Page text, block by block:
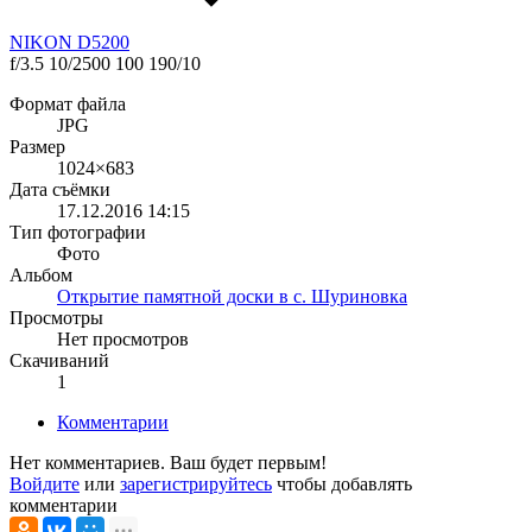
NIKON D5200
f/3.5 10/2500 100 190/10
Формат файла
JPG
Размер
1024×683
Дата съёмки
17.12.2016 14:15
Тип фотографии
Фото
Альбом
Открытие памятной доски в с. Шуриновка
Просмотры
Нет просмотров
Скачиваний
1
Комментарии
Нет комментариев. Ваш будет первым!
Войдите или зарегистрируйтесь чтобы добавлять
комментарии